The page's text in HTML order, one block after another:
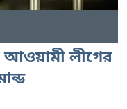
আওয়ামী লীগের